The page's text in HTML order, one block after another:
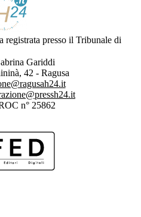
registrata presso il Tribunale di
Gariddi
42 - Ragusa
n° 25862